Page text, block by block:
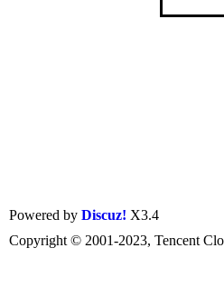
Powered by Discuz! X3.4
Copyright © 2001-2023, Tencent